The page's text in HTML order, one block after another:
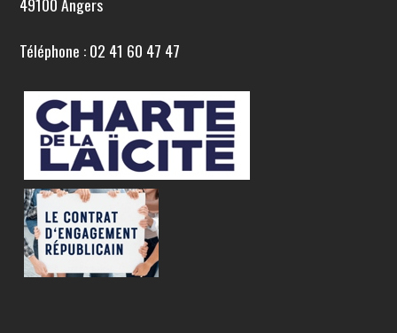
Téléphone : 02 41 60 47 47